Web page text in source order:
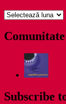
pe
Comunitate
Subscribe